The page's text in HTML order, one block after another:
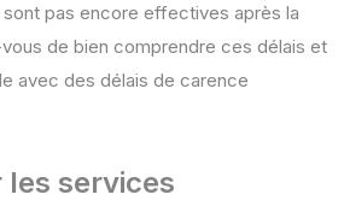
pas encore effectives après la
de bien comprendre ces délais et
avec des délais de carence
les services